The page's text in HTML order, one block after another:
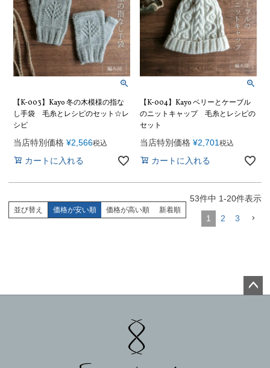
【K-003】Kayo 冬の木模様の指な
し手袋 毛糸とレシピのセット☆レ
シピ
当店特別価格 ¥2,566税込
カートに入れる
【K-004】Kayo ベリーとケーブル
のニットキャップ 毛糸とレシピの
セット
当店特別価格 ¥2,701 税込
カートに入れる
並び替え 価格が安い順 価格が高い順 新着順
53件中 1-20件表示
1 2 3